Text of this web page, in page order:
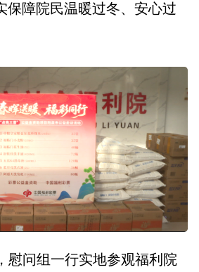
保障院民温暖过冬、安心过
慰问组一行实地参观福利院